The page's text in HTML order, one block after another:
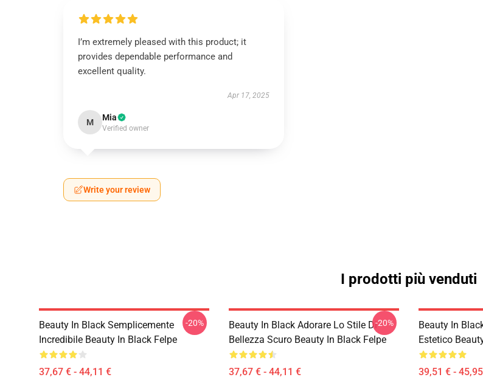
I’m extremely pleased with this product; it
provides dependable performance and
excellent quality.
Apr 17, 2025
M Mia
Verified owner
Write your review
I prodotti più venduti
Beauty In Black Semplicemente
Incredibile Beauty In Black Felpe
37,67 € - 44,11 €
-20%
Beauty In Black Adorare Lo Stile Di
Bellezza Scuro Beauty In Black Felpe
37,67 € - 44,11 €
-20%
Beauty In
Estetico
39,51 € -